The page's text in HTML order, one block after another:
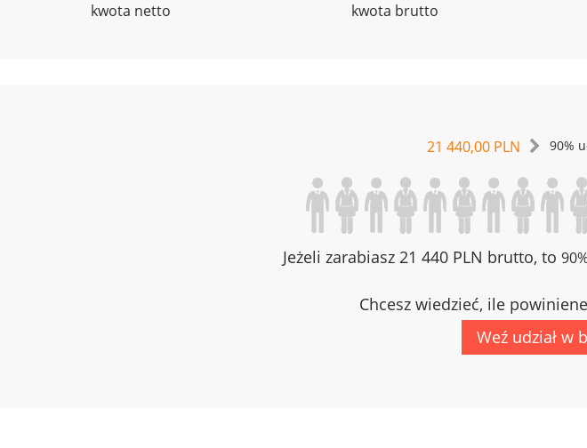
kwota netto kwota brutto
21 440,00 PLN 90%
Jeżeli zarabiasz 21 440 PLN brutto, to
Chcesz wiedzieć, ile
Weź udział w